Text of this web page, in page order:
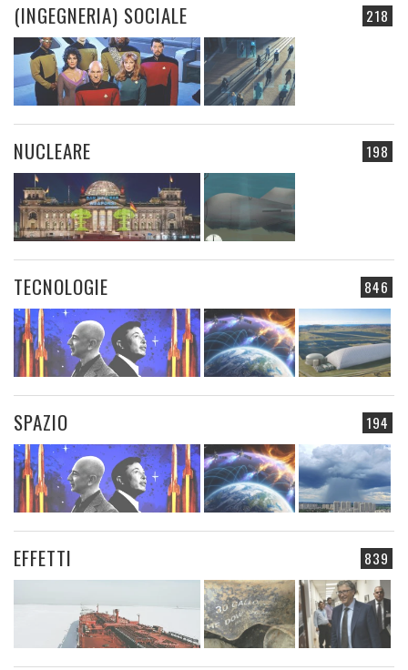
218
(INGEGNERIA) SOCIALE
198
NUCLEARE
846
TECNOLOGIE
194
SPAZIO
839
EFFETTI